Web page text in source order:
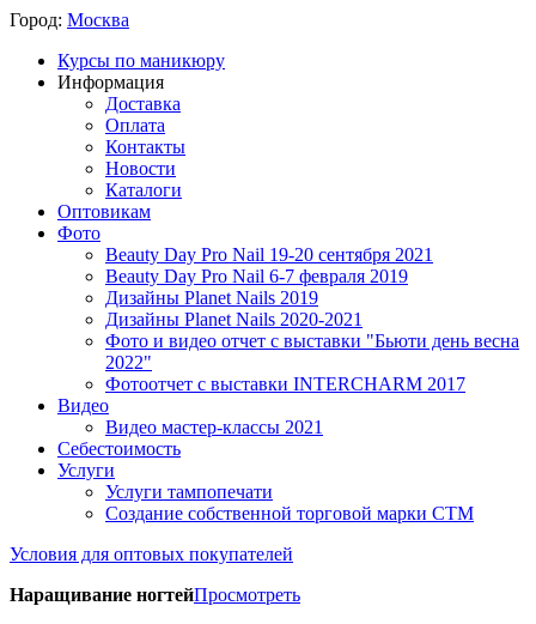
Город: Москва
Курсы по маникюру
Информация
Доставка
Оплата
Контакты
Новости
Каталоги
Оптовикам
Фото
Beauty Day Pro Nail 19-20 сентября 2021
Beauty Day Pro Nail 6-7 февраля 2019
Дизайны Planet Nails 2019
Дизайны Planet Nails 2020-2021
Фото и видео отчет с выставки "Бьюти день весна
2022"
Фотоотчет с выставки INTERCHARM 2017
Видео
Видео мастер-классы 2021
Себестоимость
Услуги
Услуги тампопечати
Создание собственной торговой марки СТМ
Условия для оптовых покупателей
Наращивание ногтейПросмотреть